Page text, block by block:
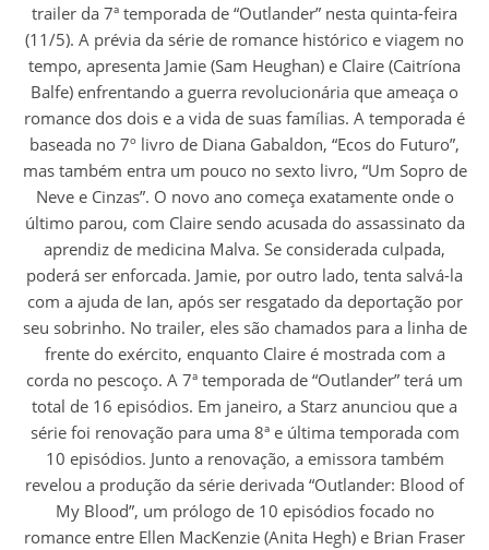
trailer da 7ª temporada de “Outlander” nesta quinta-feira
(11/5). A prévia da série de romance histórico e viagem no
tempo, apresenta Jamie (Sam Heughan) e Claire (Caitríona
Balfe) enfrentando a guerra revolucionária que ameaça o
romance dos dois e a vida de suas famílias. A temporada é
baseada no 7º livro de Diana Gabaldon, “Ecos do Futuro”,
mas também entra um pouco no sexto livro, “Um Sopro de
Neve e Cinzas”. O novo ano começa exatamente onde o
último parou, com Claire sendo acusada do assassinato da
aprendiz de medicina Malva. Se considerada culpada,
poderá ser enforcada. Jamie, por outro lado, tenta salvá-la
com a ajuda de Ian, após ser resgatado da deportação por
seu sobrinho. No trailer, eles são chamados para a linha de
frente do exército, enquanto Claire é mostrada com a
corda no pescoço. A 7ª temporada de “Outlander” terá um
total de 16 episódios. Em janeiro, a Starz anunciou que a
série foi renovação para uma 8ª e última temporada com
10 episódios. Junto a renovação, a emissora também
revelou a produção da série derivada “Outlander: Blood of
My Blood”, um prólogo de 10 episódios focado no
romance entre Ellen MacKenzie (Anita Hegh) e Brian Fraser